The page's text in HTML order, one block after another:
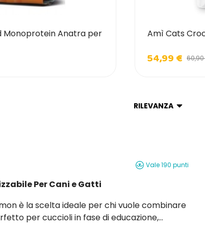
Monoprotein Anatra per
Amì Cats
54,99 €
RILEVANZA
Vale 190 punti
Per Cani e Gatti
per cuccioli in fase di educazione,